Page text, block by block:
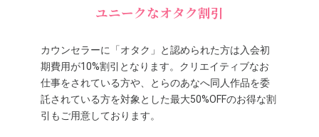
ユニークなオタク割引
カウンセラーに「オタク」と認められた方は入会初
期費用が10%割引となります。クリエイティブなお
仕事をされている方や、とらのあなへ同人作品を委
託されている方を対象とした最大50%OFFのお得な割
引もご用意しております。